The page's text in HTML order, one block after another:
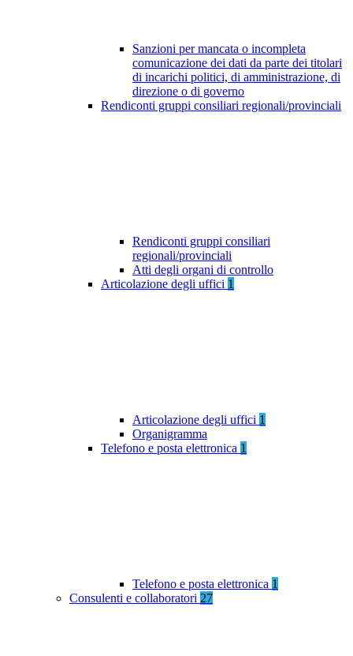
Sanzioni per mancata o incompleta
comunicazione dei dati da parte dei titolari
di incarichi politici, di amministrazione, di
direzione o di governo
Rendiconti gruppi consiliari regionali/provinciali
Rendiconti gruppi consiliari
regionali/provinciali
Atti degli organi di controllo
Articolazione degli uffici 1
Articolazione degli uffici 1
Organigramma
Telefono e posta elettronica 1
Telefono e posta elettronica 1
Consulenti e collaboratori 27